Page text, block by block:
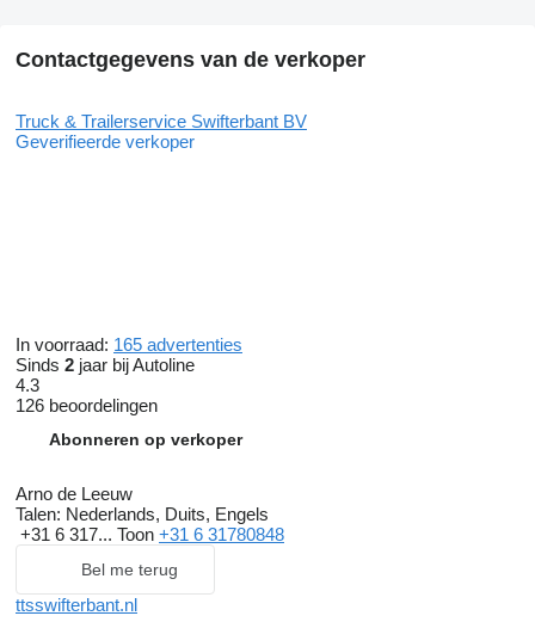
Contactgegevens van de verkoper
Truck & Trailerservice Swifterbant BV
Geverifieerde verkoper
In voorraad: 165 advertenties
Sinds 2 jaar bij Autoline
4.3
126 beoordelingen
Abonneren op verkoper
Arno de Leeuw
Talen: Nederlands, Duits, Engels
+31 6 317... Toon +31 6 31780848
Bel me terug
ttsswifterbant.nl